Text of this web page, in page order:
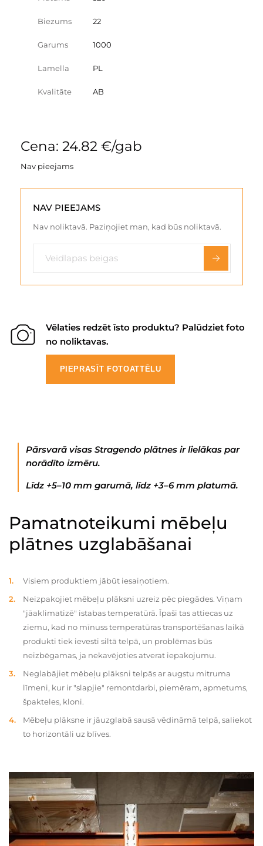
Biezums 22
Garums 1000
Lamella PL
Kvalitāte AB
Cena: 24.82 €/gab
Nav pieejams
NAV PIEEJAMS
Nav noliktavā. Paziņojiet man, kad būs noliktavā.
Vēlaties redzēt īsto produktu? Palūdziet foto
no noliktavas.
PIEPRASĪT FOTOATTĒLU
Pārsvarā visas Stragendo plātnes ir lielākas par
norādīto izmēru.
Līdz +5–10 mm garumā, līdz +3–6 mm platumā.
Pamatnoteikumi mēbeļu
plātnes uzglabāšanai
Visiem produktiem jābūt iesaiņotiem.
Neizpakojiet mēbeļu plāksni uzreiz pēc piegādes. Viņam
"jāaklimatizē" istabas temperatūrā. Īpaši tas attiecas uz
ziemu, kad no mīnuss temperatūras transportēšanas laikā
produkti tiek ievesti siltā telpā, un problēmas būs
neizbēgamas, ja nekavējoties atverat iepakojumu.
Neglabājiet mēbeļu plāksni telpās ar augstu mitruma
līmeni, kur ir "slapjie" remontdarbi, piemēram, apmetums,
špakteles, kloni.
Mēbeļu plāksne ir jāuzglabā sausā vēdināmā telpā, saliekot
to horizontāli uz blīves.